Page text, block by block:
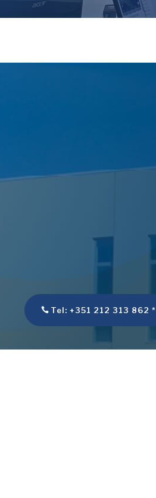
Tel: +351 212 313 862 *